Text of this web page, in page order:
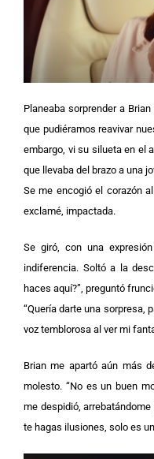
Planeaba sorprender a
que pudiéramos reavivar
embargo, vi su silueta en el
que llevaba del brazo a una
Se me encogió el corazón
exclamé, impactada.
Se giró, con una
indiferencia. Soltó a la
haces aquí?”, preguntó
“Quería darte una sorpresa,
voz temblorosa al ver mi
Brian me apartó aún más
molesto. “No es un buen
me despidió,
te hagas ilusiones, solo es